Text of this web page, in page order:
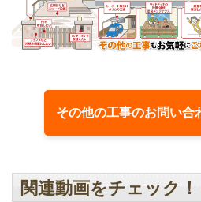
その他の工事のお問い
関連動画をチェック！